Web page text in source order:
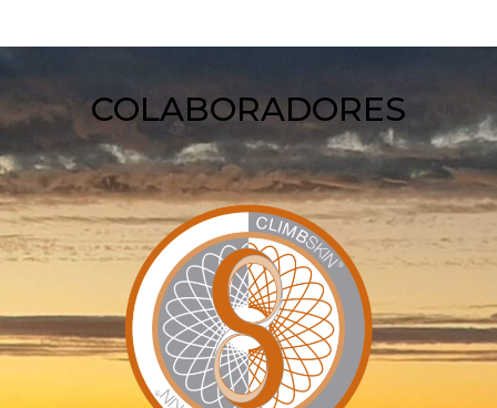
COLABORADORES